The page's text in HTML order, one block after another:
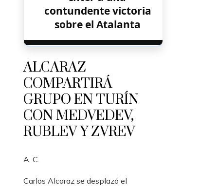
contundente victoria
sobre el Atalanta
ALCARAZ
COMPARTIRÁ
GRUPO EN TURÍN
CON MEDVEDEV,
RUBLEV Y ZVREV
A. C.
Carlos Alcaraz se desplazó el